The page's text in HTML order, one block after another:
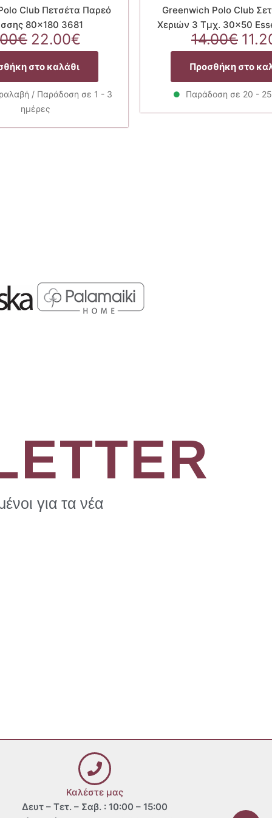
Club Πετσέτα Παρεό
80×180 3681
€ Original
price
was:
44.00€.
22.00€
τρέχουσα
είναι:
22.00€.
στο καλάθι
/ Παράδοση σε 1 - 3
ημέρες
Greenwich Polo Club
Χεριών 3 Τμχ. 30×50
14.00€
Προσθήκη στο
Παράδοση σε 20 -
για τα νέα
Καλέστε μας
Δευτ – Τετ. – Σαβ. : 10:00 – 15:00